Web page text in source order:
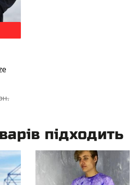
підходить